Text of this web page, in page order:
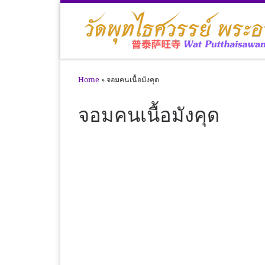
Home »จอมคนเนื้อมังคุด
จอมคนเนื้อมังคุด